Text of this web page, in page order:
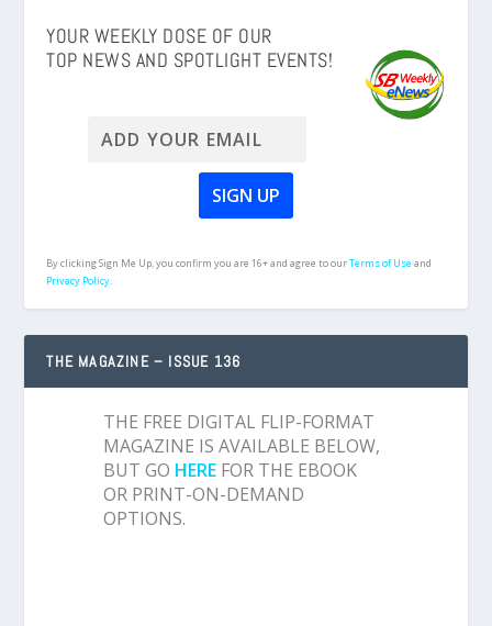
YOUR WEEKLY DOSE OF OUR
TOP NEWS AND SPOTLIGHT EVENTS!
By clicking Sign Me Up, you confirm you are 16+ and agree to ourTerms of Useand
Privacy Policy.
THE MAGAZINE – ISSUE 136
THE FREE DIGITAL FLIP-FORMAT
MAGAZINE IS AVAILABLE BELOW,
BUT GO HERE FOR THE EBOOK
OR PRINT-ON-DEMAND
OPTIONS.